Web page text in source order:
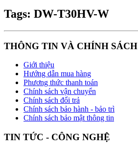
Tags: DW-T30HV-W
THÔNG TIN VÀ CHÍNH SÁCH
Giới thiệu
Hướng dẫn mua hàng
Phương thức thanh toán
Chính sách vận chuyển
Chính sách đổi trả
Chính sách bảo hành - bảo trì
Chính sách bảo mật thông tin
TIN TỨC - CÔNG NGHỆ